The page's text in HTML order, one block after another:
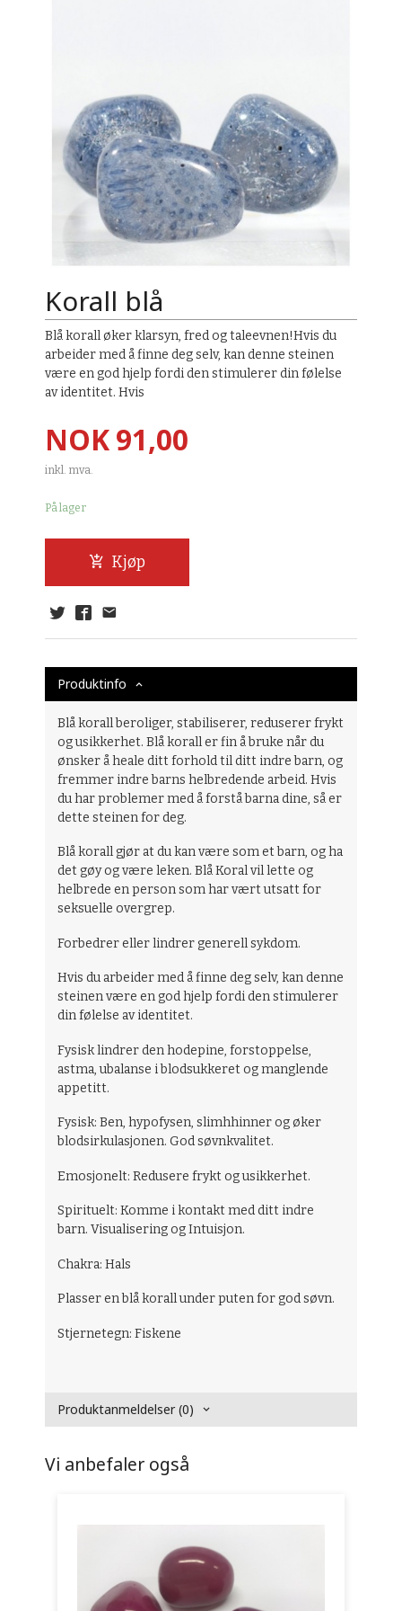
Korall blå
Blå korall øker klarsyn, fred og taleevnen!Hvis du
arbeider med å finne deg selv, kan denne steinen
være en god hjelp fordi den stimulerer din følelse
av identitet. Hvis
Pris
NOK91,00
inkl. mva.
På lager
Kjøp
Produktinfo
Blå korall beroliger, stabiliserer, reduserer frykt
og usikkerhet. Blå korall er fin å bruke når du
ønsker å heale ditt forhold til ditt indre barn, og
fremmer indre barns helbredende arbeid. Hvis
du har problemer med å forstå barna dine, så er
dette steinen for deg.
Blå korall gjør at du kan være som et barn, og ha
det gøy og være leken. Blå Koral vil lette og
helbrede en person som har vært utsatt for
seksuelle overgrep.
Forbedrer eller lindrer generell sykdom.
Hvis du arbeider med å finne deg selv, kan denne
steinen være en god hjelp fordi den stimulerer
din følelse av identitet.
Fysisk lindrer den hodepine, forstoppelse,
astma, ubalanse i blodsukkeret og manglende
appetitt.
Fysisk: Ben, hypofysen, slimhhinner og øker
blodsirkulasjonen. God søvnkvalitet.
Emosjonelt: Redusere frykt og usikkerhet.
Spirituelt: Komme i kontakt med ditt indre
barn. Visualisering og Intuisjon.
Chakra: Hals
Plasser en blå korall under puten for god søvn.
Stjernetegn: Fiskene
Produktanmeldelser (0)
Vi anbefaler også